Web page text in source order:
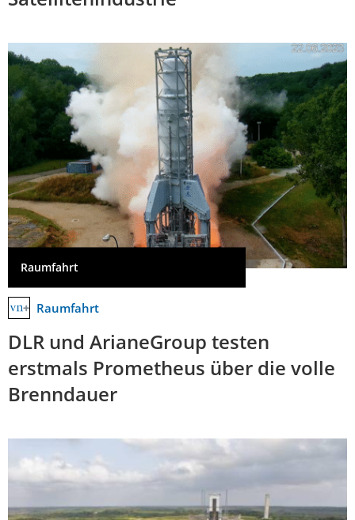
Raumfahrt
Raumfahrt
DLR und ArianeGroup testen
erstmals Prometheus über die volle
Brenndauer